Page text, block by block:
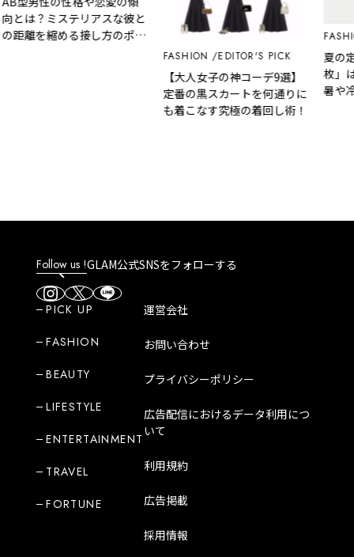
？ミステリアスな彼と
を縮める接し方のポイ
FASHION EDITOR'S PICK
【大人女子の神コーデ9選】
定番の黒スカートを何通りに
も着こなす究極の着回し術！
FASHION
夏の定番
枚」は手
暑や冷房
の悩みを
Follow us !GLAM公式SNSをフォローする
PICK UP
FASHION
BEAUTY
LIFESTYLE
ENTERTAINMENT
TRAVEL
FORTUNE
運営会社
お問い合わせ
プライバシーポリシー
広告配信におけるデータ利用につ
いて
利用規約
広告掲載
採用情報